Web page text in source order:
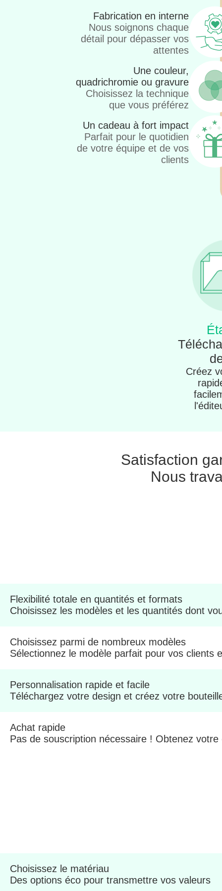
Fabrication en interne
Nous soignons chaque
détail pour dépasser vos
attentes
Une couleur,
quadrichromie ou gravure
Choisissez la technique
que vous préférez
Un cadeau à fort impact
Parfait pour le quotidien
de votre équipe et de vos
clients
Créez
Satisfaction
Nous
Flexibilité totale en quantités et formats
Choisissez les modèles et les quantités dont
Choisissez parmi de nombreux modèles
Sélectionnez le modèle parfait pour vos clients
Personnalisation rapide et facile
Téléchargez votre design et créez votre
Achat rapide
Pas de souscription nécessaire ! Obtenez
Choisissez le matériau
Des options éco pour transmettre vos valeurs